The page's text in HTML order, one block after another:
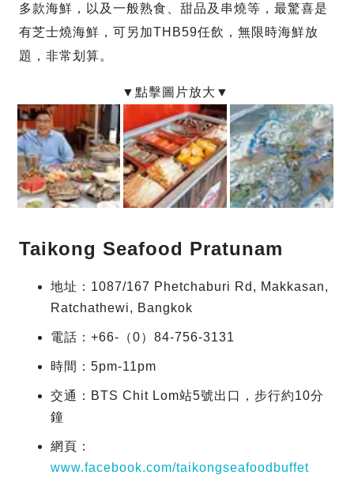
多款海鮮，以及一般熟食、甜品及串燒等，最驚喜是
有芝士燒海鮮，可另加THB59任飲，無限時海鮮放
題，非常划算。
Taikong Seafood Pratunam
地址：1087/167 Phetchaburi Rd, Makkasan,
Ratchathewi, Bangkok
電話：+66-（0）84-756-3131
時間：5pm-11pm
交通：BTS Chit Lom站5號出口，步行約10分
鐘
網頁：
www.facebook.com/taikongseafoodbuffet